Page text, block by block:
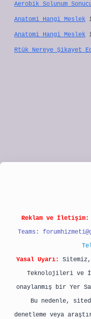
Aerobik Solunum
Anatomi Hangi Meslek
Anatomi Hangi Meslek
Rtük Nereye Şikayet
Reklam ve İletişim:
Teams:
Yasal Uyarı:
Teknolojileri ve
onaylanmış bir Yer
Bu nedenle,
denetleme veya